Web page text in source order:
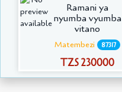
Ramani ya
nyumba vyumba
vitano
Matembezi 87317
TZS 230000